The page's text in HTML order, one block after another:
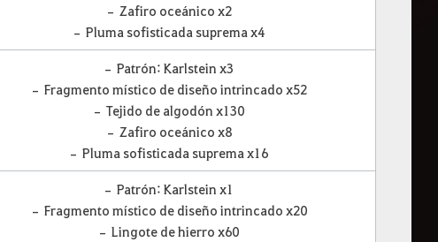
– Zafiro oceánico x2
– Pluma sofisticada suprema x4
– Patrón: Karlstein x3
– Fragmento místico de diseño intrincado x52
– Tejido de algodón x130
– Zafiro oceánico x8
– Pluma sofisticada suprema x16
– Patrón: Karlstein x1
– Fragmento místico de diseño intrincado x20
– Lingote de hierro x60